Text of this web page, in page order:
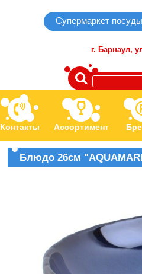
Супермаркет
г. Барнаул,
Контакты Ассортимент
Блюдо 26см